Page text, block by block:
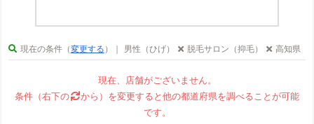
現在の条件（変更する）｜ 男性（ひげ） 脱毛サロン（抑毛） 高知県
現在、店舗がございません。
条件（右下の
から）を変更すると他の都道府県を調べることが可能
です。